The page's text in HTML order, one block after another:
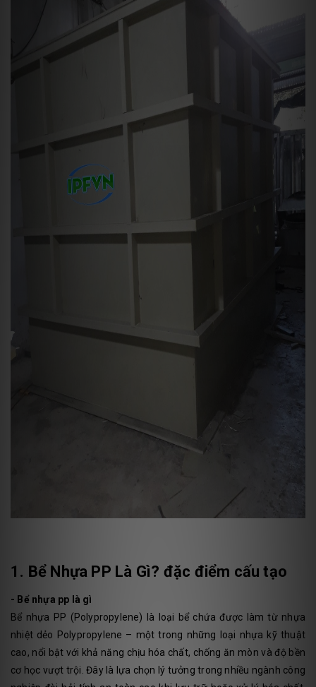
1. Bể Nhựa PP Là Gì? đặc điểm cấu tạo
- Bể nhựa pp là gì
Bể nhựa PP (Polypropylene) là loại bể chứa được làm từ nhựa
nhiệt dẻo Polypropylene – một trong những loại nhựa kỹ thuật
cao, nổi bật với khả năng chịu hóa chất, chống ăn mòn và độ bền
cơ học vượt trội. Đây là lựa chọn lý tưởng trong nhiều ngành công